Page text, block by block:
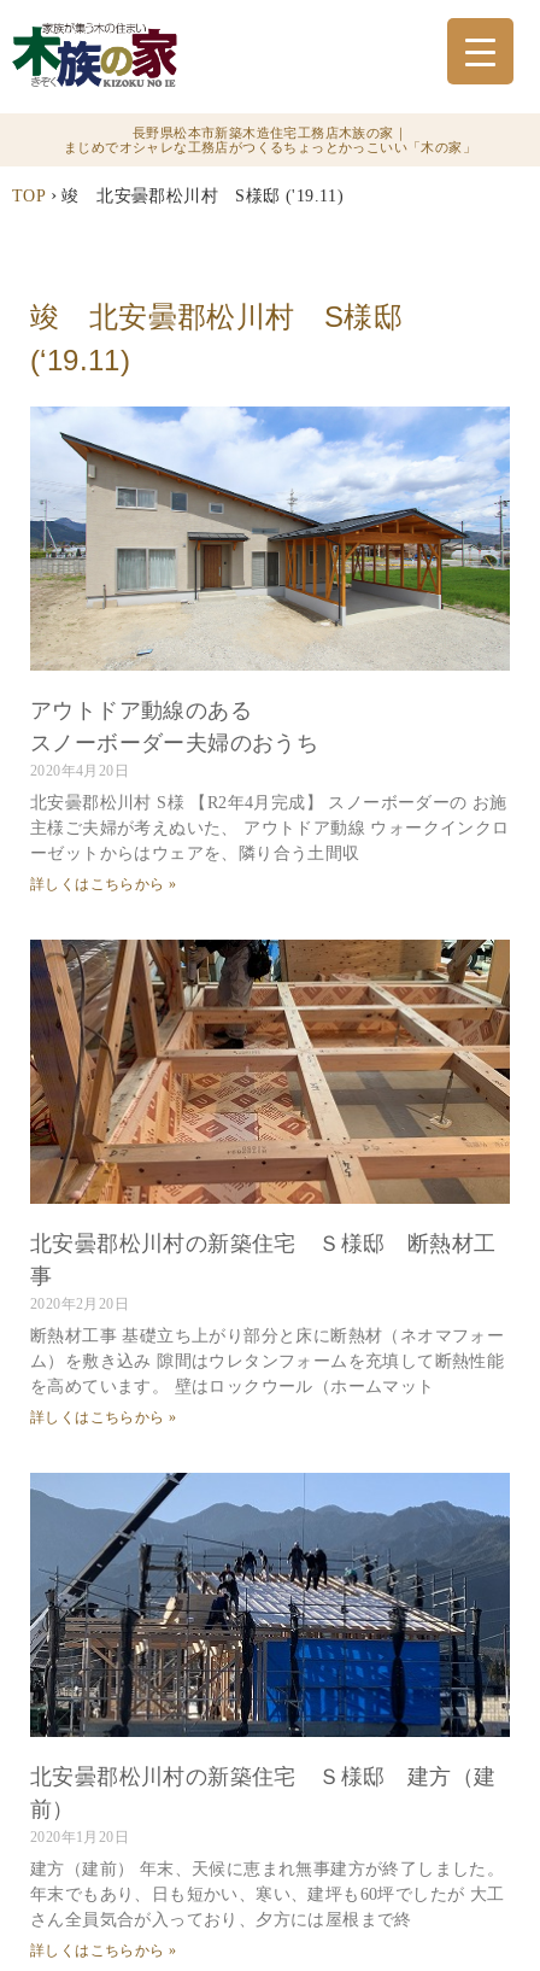
長野県松本市新築木造住宅工務店木族の家｜
まじめでオシャレな工務店がつくるちょっとかっこいい「木の家」
TOP › 竣 北安曇郡松川村 S様邸 ('19.11)
竣 北安曇郡松川村 S様邸
(‘19.11)
アウトドア動線のある
スノーボーダー夫婦のおうち
2020年4月20日
北安曇郡松川村 S様 【R2年4月完成】 スノーボーダーの お施
主様ご夫婦が考えぬいた、 アウトドア動線 ウォークインクロ
ーゼットからはウェアを、隣り合う土間収
詳しくはこちらから »
北安曇郡松川村の新築住宅 Ｓ様邸 断熱材工
事
2020年2月20日
断熱材工事 基礎立ち上がり部分と床に断熱材（ネオマフォー
ム）を敷き込み 隙間はウレタンフォームを充填して断熱性能
を高めています。 壁はロックウール（ホームマット
詳しくはこちらから »
北安曇郡松川村の新築住宅 Ｓ様邸 建方（建
前）
2020年1月20日
建方（建前） 年末、天候に恵まれ無事建方が終了しました。
年末でもあり、日も短かい、寒い、建坪も60坪でしたが 大工
さん全員気合が入っており、夕方には屋根まで終
詳しくはこちらから »